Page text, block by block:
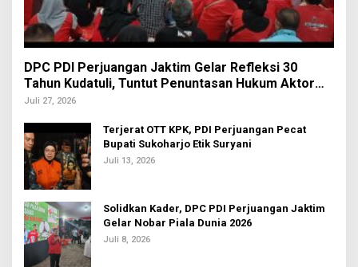
DPC PDI Perjuangan Jaktim Gelar Refleksi 30
Tahun Kudatuli, Tuntut Penuntasan Hukum Aktor
Intelektual
Juli 27, 2026
Terjerat OTT KPK, PDI Perjuangan Pecat
Bupati Sukoharjo Etik Suryani
Juli 13, 2026
Solidkan Kader, DPC PDI Perjuangan Jaktim
Gelar Nobar Piala Dunia 2026
Juli 8, 2026